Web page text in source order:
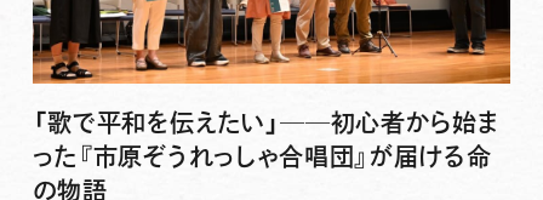
「歌で平和を伝えたい」──初心者から始ま
った『市原ぞうれっしゃ合唱団』が届ける命
の物語